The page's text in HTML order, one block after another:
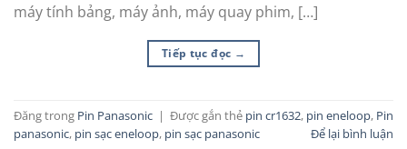
máy tính bảng, máy ảnh, máy quay phim, […]
Tiếp tục đọc →
Đăng trong Pin Panasonic | Được gắn thẻ pin cr1632, pin eneloop, Pin
panasonic, pin sạc eneloop, pin sạc panasonic Để lại bình luận